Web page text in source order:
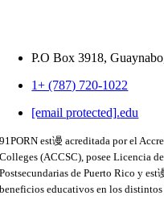
P.O Box 3918,
1+ (787) 720-1022
[email protected].edu
91PORN est谩 acreditada por el
Colleges (ACCSC), posee Licencia
Postsecundarias de Puerto Rico y est
beneficios educativos en los